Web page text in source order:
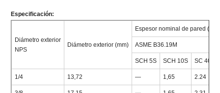
Especificación:
Diámetro exterior
NPS
Diámetro exterior (mm)
Espesor nominal de pared
ASME B36.19M
SCH 5S SCH 10S SC 40S
1/4 13,72 — 1,65 2.24